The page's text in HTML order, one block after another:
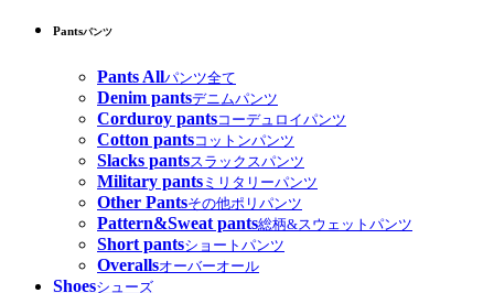
Pantsパンツ
Pants Allパンツ全て
Denim pantsデニムパンツ
Corduroy pantsコーデュロイパンツ
Cotton pantsコットンパンツ
Slacks pantsスラックスパンツ
Military pants ミリタリーパンツ
Other Pantsその他ポリパンツ
Pattern&Sweat pants総柄&スウェットパンツ
Short pantsショートパンツ
Overallsオーバーオール
Shoesシューズ